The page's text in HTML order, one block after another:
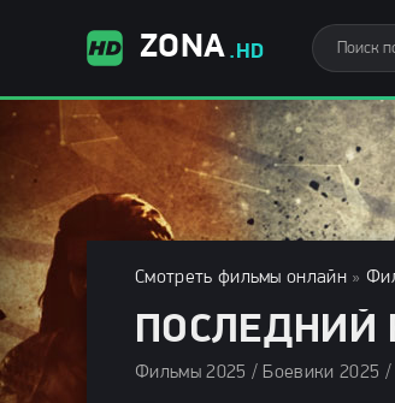
ZONA .HD
Смотреть фильмы онлайн »
ПОСЛЕДНИЙ